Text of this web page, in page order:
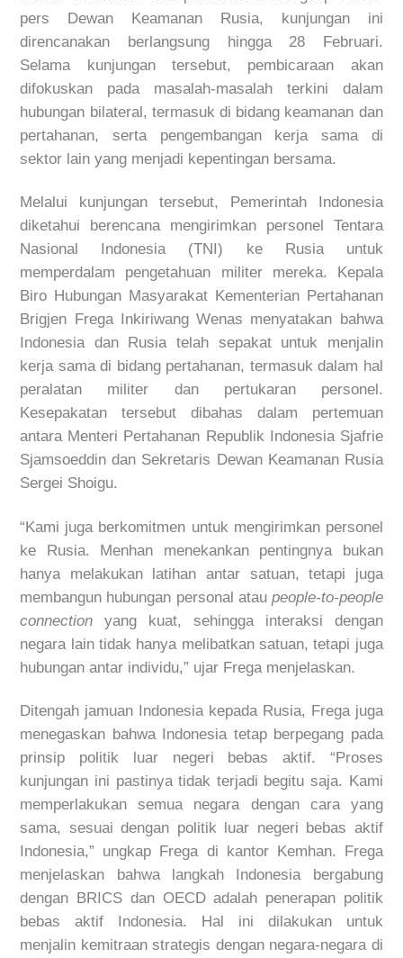
pers Dewan Keamanan Rusia, kunjungan ini
direncanakan berlangsung hingga 28 Februari.
Selama kunjungan tersebut, pembicaraan akan
difokuskan pada masalah-masalah terkini dalam
hubungan bilateral, termasuk di bidang keamanan dan
pertahanan, serta pengembangan kerja sama di
sektor lain yang menjadi kepentingan bersama.
Melalui kunjungan tersebut, Pemerintah Indonesia
diketahui berencana mengirimkan personel Tentara
Nasional Indonesia (TNI) ke Rusia untuk
memperdalam pengetahuan militer mereka. Kepala
Biro Hubungan Masyarakat Kementerian Pertahanan
Brigjen Frega Inkiriwang Wenas menyatakan bahwa
Indonesia dan Rusia telah sepakat untuk menjalin
kerja sama di bidang pertahanan, termasuk dalam hal
peralatan militer dan pertukaran personel.
Kesepakatan tersebut dibahas dalam pertemuan
antara Menteri Pertahanan Republik Indonesia Sjafrie
Sjamsoeddin dan Sekretaris Dewan Keamanan Rusia
Sergei Shoigu.
“Kami juga berkomitmen untuk mengirimkan personel
ke Rusia. Menhan menekankan pentingnya bukan
hanya melakukan latihan antar satuan, tetapi juga
membangun hubungan personal atau people-to-people
connection yang kuat, sehingga interaksi dengan
negara lain tidak hanya melibatkan satuan, tetapi juga
hubungan antar individu,” ujar Frega menjelaskan.
Ditengah jamuan Indonesia kepada Rusia, Frega juga
menegaskan bahwa Indonesia tetap berpegang pada
prinsip politik luar negeri bebas aktif. “Proses
kunjungan ini pastinya tidak terjadi begitu saja. Kami
memperlakukan semua negara dengan cara yang
sama, sesuai dengan politik luar negeri bebas aktif
Indonesia,” ungkap Frega di kantor Kemhan. Frega
menjelaskan bahwa langkah Indonesia bergabung
dengan BRICS dan OECD adalah penerapan politik
bebas aktif Indonesia. Hal ini dilakukan untuk
menjalin kemitraan strategis dengan negara-negara di